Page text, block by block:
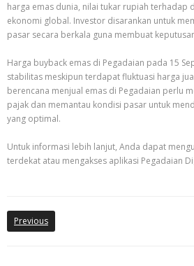
harga emas dunia, nilai tukar rupiah terhadap
ekonomi global. Investor disarankan untuk
pasar secara berkala guna membuat
Harga buyback emas di Pegadaian pada 15
stabilitas meskipun terdapat fluktuasi harga
berencana menjual emas di Pegadaian perlu
pajak dan memantau kondisi pasar untuk
yang optimal.
Untuk informasi lebih lanjut, Anda dapat
terdekat atau mengakses aplikasi Pegadaian
Previous